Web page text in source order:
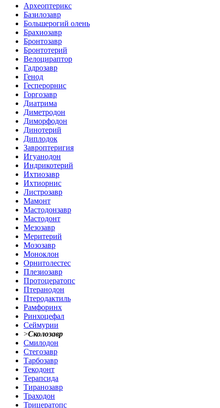
Археоптерикс
Базилозавр
Большерогий олень
Брахиозавр
Бронтозавр
Бронтотерий
Велоцираптор
Гадрозавр
Генод
Гесперорнис
Горгозавр
Диатрима
Диметродон
Диморфодон
Динотерий
Диплодок
Завроптеригия
Игуанодон
Индрикотерий
Ихтиозавр
Ихтиорнис
Листрозавр
Мамонт
Мастодонзавр
Мастодонт
Мезозавр
Меритерий
Мозозавр
Моноклон
Орнитолестес
Плезиозавр
Протоцератопс
Птеранодон
Птеродактиль
Рамфоринх
Ринхоцефал
Сеймурии
>Сколозавр
Смилодон
Стегозавр
Тарбозавр
Текодонт
Терапсида
Тиранозавр
Траходон
Трицератопс